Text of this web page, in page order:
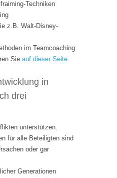
Techniken
z.B. Walt-Disney-
im Teamcoaching
Sie auf dieser Seite.
in
drei
unterstützen.
für alle Beteiligten sind
oder gar
Generationen